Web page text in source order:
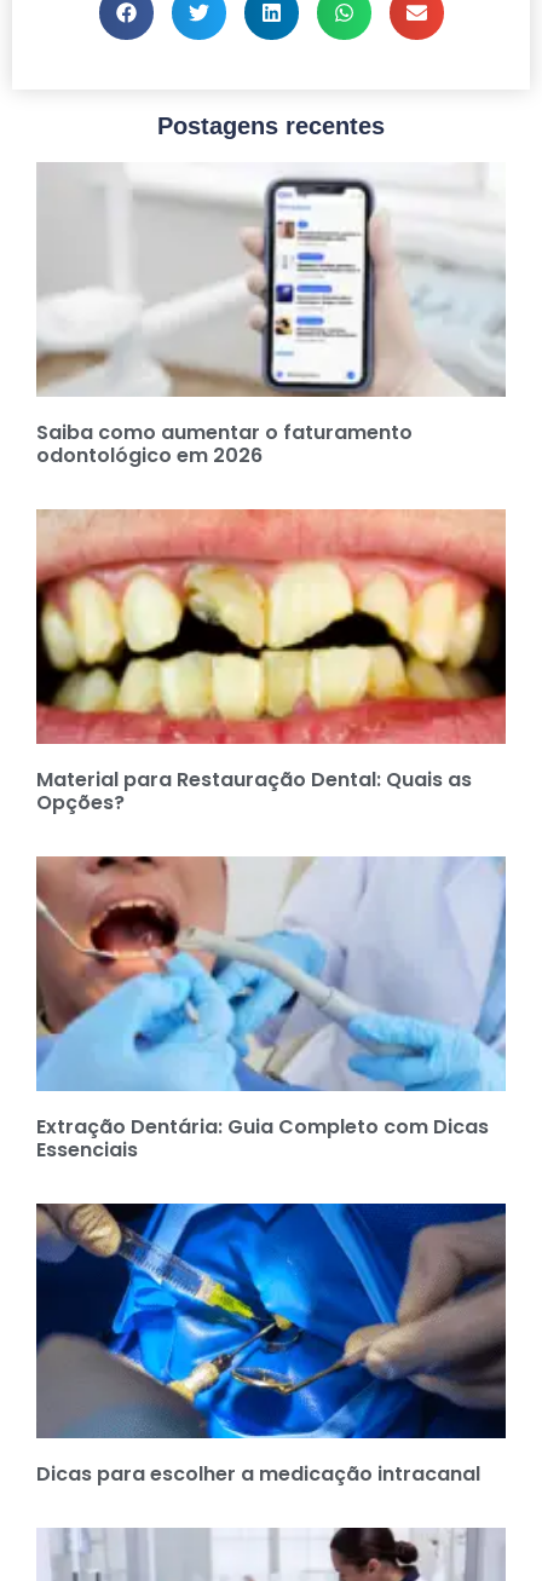
Postagens recentes
Saiba como aumentar o faturamento
odontológico em 2026
Material para Restauração Dental: Quais as
Opções?
Extração Dentária: Guia Completo com Dicas
Essenciais
Dicas para escolher a medicação intracanal